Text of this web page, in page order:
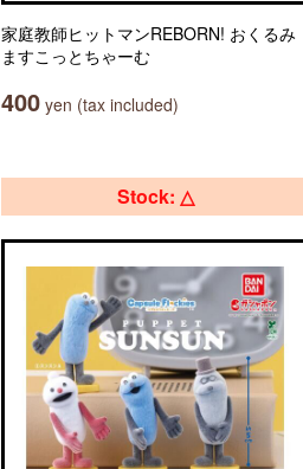
家庭教師ヒットマンREBORN! おくるみ
ますこっとちゃーむ
400 yen (tax included)
Stock: △